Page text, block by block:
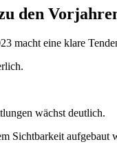
den
macht eine klare
wächst deutlich.
Sichtbarkeit